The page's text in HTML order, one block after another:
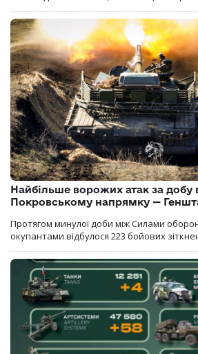
Найбільше ворожих атак за добу
Покровському напрямку —
Протягом минулої доби між Силами
окупантами відбулося 223 бойових